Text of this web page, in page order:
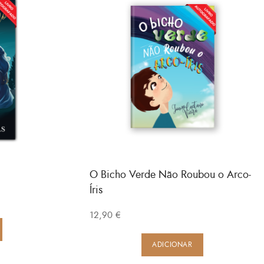
O Bicho Verde Não Roubou o Arco-
Íris
12,90 €
ADICIONAR